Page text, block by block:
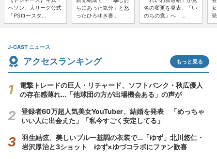
ヘソン、大リーグ公式
「PSロースタ...
ちにあった気分」と怒
ったひろゆき妻...
名の変更を発表、「い
のちの党」へ ...
J-CAST ニュース
アクセスランキング もっと見る
電撃トレードの巨人・リチャード、ソフトバンク・秋広優人
の存在感薄れ...「他球団の方が出場機会ある」の声が
登録者60万超人気美女YouTuber、結婚を発表 「めっちゃ
いい人に出会えた」「私今すごく安定してる」
羽生結弦、美しいブルー基調の衣装で...「ゆず」北川悠仁・
岩沢厚治と3ショット ゆず×ゆづコラボにファン歓喜